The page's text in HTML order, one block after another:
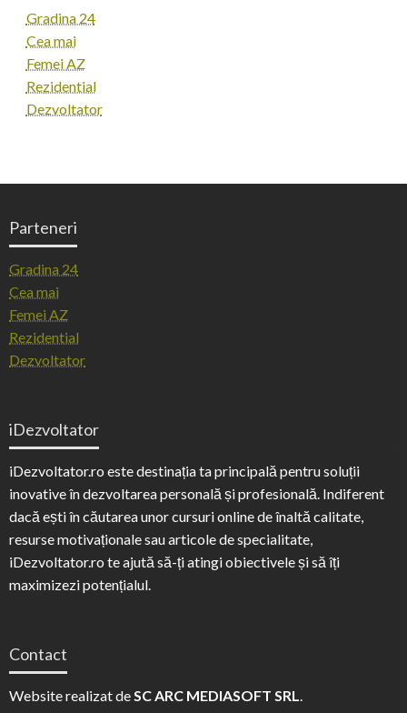
Gradina 24
Cea mai
Femei AZ
Rezidential
Dezvoltator
Parteneri
Gradina 24
Cea mai
Femei AZ
Rezidential
Dezvoltator
iDezvoltator
iDezvoltator.ro este destinația ta principală pentru soluții
inovative în dezvoltarea personală și profesională. Indiferent
dacă ești în căutarea unor cursuri online de înaltă calitate,
resurse motivaționale sau articole de specialitate,
iDezvoltator.ro te ajută să-ți atingi obiectivele și să îți
maximizezi potențialul.
Contact
Website realizat deSC ARC MEDIASOFT SRL.